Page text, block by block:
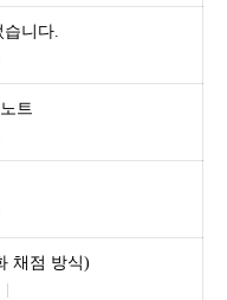
습니다.
트
채점 방식)
|